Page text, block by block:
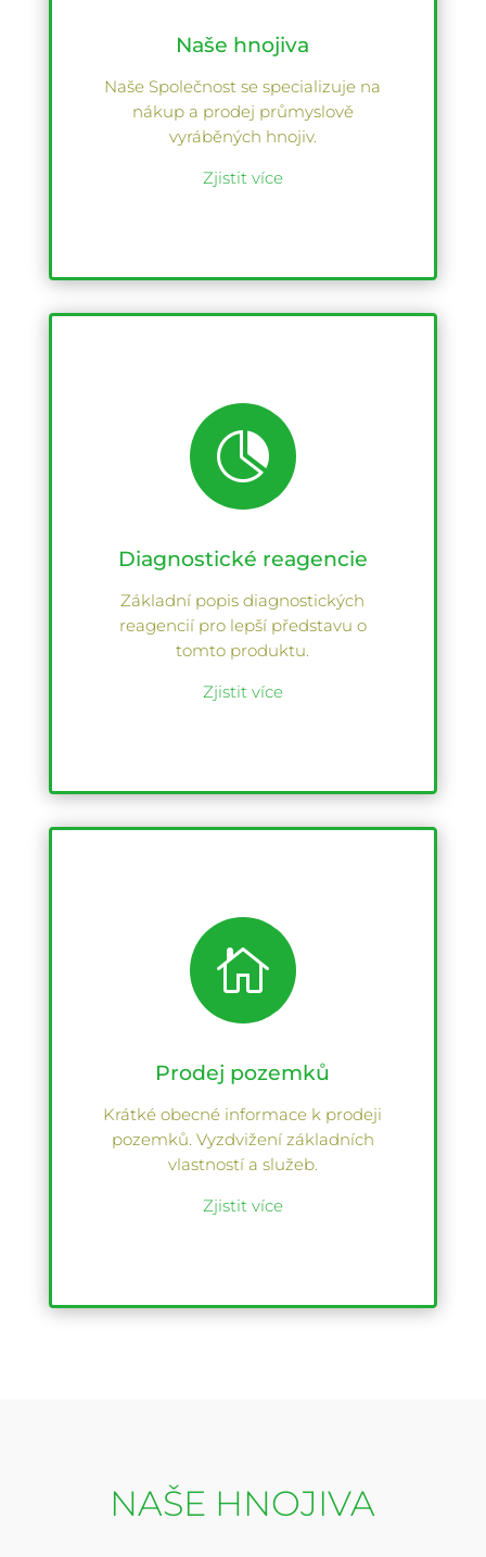
Naše hnojiva
Naše Společnost se specializuje na
nákup a prodej průmyslově
vyráběných hnojiv.
Zjistit více

Diagnostické reagencie
Základní popis diagnostických
reagencií pro lepší představu o
tomto produktu.
Zjistit více

Prodej pozemků
Krátké obecné informace k prodeji
pozemků. Vyzdvižení základních
vlastností a služeb.
Zjistit více
NAŠE HNOJIVA